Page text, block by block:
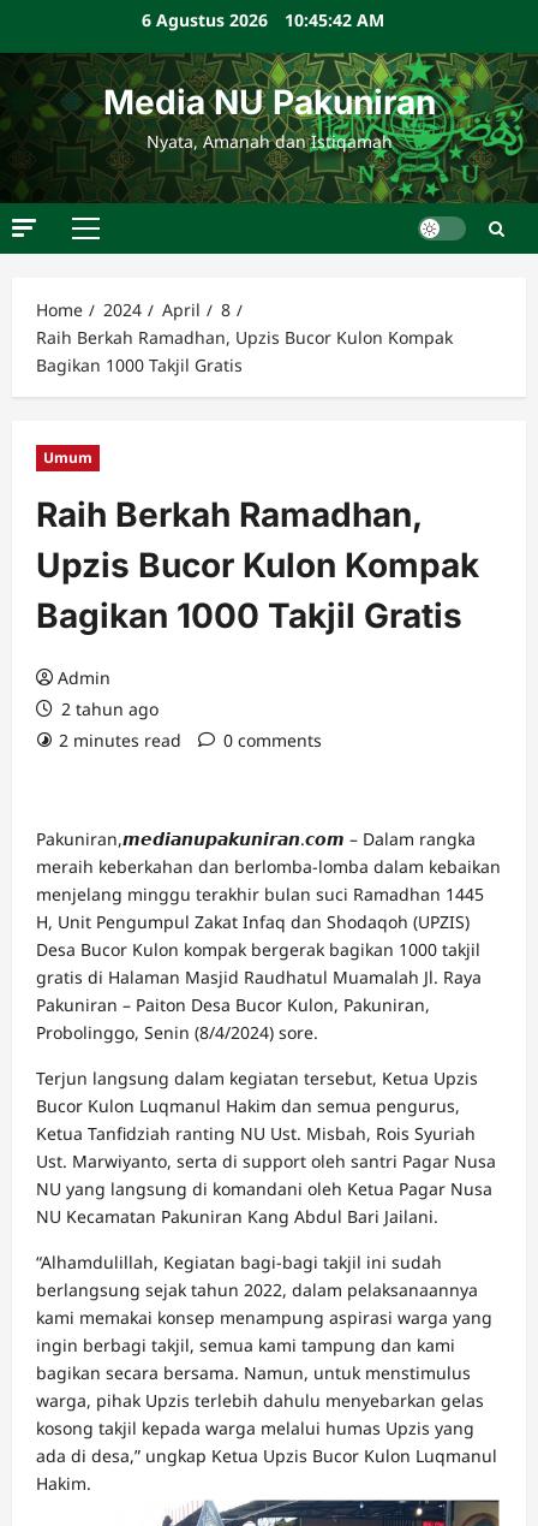
content
6 Agustus 2026 10:45:43 AM
Media NU Pakuniran
Nyata, Amanah dan Istiqamah
Primary
Home
2024 April
8
Raih Berkah Ramadhan, Upzis Bucor Kulon Kompak
Bagikan 1000 Takjil Gratis
Umum
Raih Berkah Ramadhan,
Upzis Bucor Kulon Kompak
Bagikan 1000 Takjil Gratis
Admin
2 tahun ago
2 minutes read
0 comments
Pakuniran,𝙢𝙚𝙙𝙞𝙖𝙣𝙪𝙥𝙖𝙠𝙪𝙣𝙞𝙧𝙖𝙣.𝙘𝙤𝙢 – Dalam rangka
meraih keberkahan dan berlomba-lomba dalam kebaikan
menjelang minggu terakhir bulan suci Ramadhan 1445
H, Unit Pengumpul Zakat Infaq dan Shodaqoh (UPZIS)
Desa Bucor Kulon kompak bergerak bagikan 1000 takjil
gratis di Halaman Masjid Raudhatul Muamalah Jl. Raya
Pakuniran – Paiton Desa Bucor Kulon, Pakuniran,
Probolinggo, Senin (8/4/2024) sore.
Terjun langsung dalam kegiatan tersebut, Ketua Upzis
Bucor Kulon Luqmanul Hakim dan semua pengurus,
Ketua Tanfidziah ranting NU Ust. Misbah, Rois Syuriah
Ust. Marwiyanto, serta di support oleh santri Pagar Nusa
NU yang langsung di komandani oleh Ketua Pagar Nusa
NU Kecamatan Pakuniran Kang Abdul Bari Jailani.
“Alhamdulillah, Kegiatan bagi-bagi takjil ini sudah
berlangsung sejak tahun 2022, dalam pelaksanaannya
kami memakai konsep menampung aspirasi warga yang
ingin berbagi takjil, semua kami tampung dan kami
bagikan secara bersama. Namun, untuk menstimulus
warga, pihak Upzis terlebih dahulu menyebarkan gelas
kosong takjil kepada warga melalui humas Upzis yang
ada di desa,” ungkap Ketua Upzis Bucor Kulon Luqmanul
Hakim.